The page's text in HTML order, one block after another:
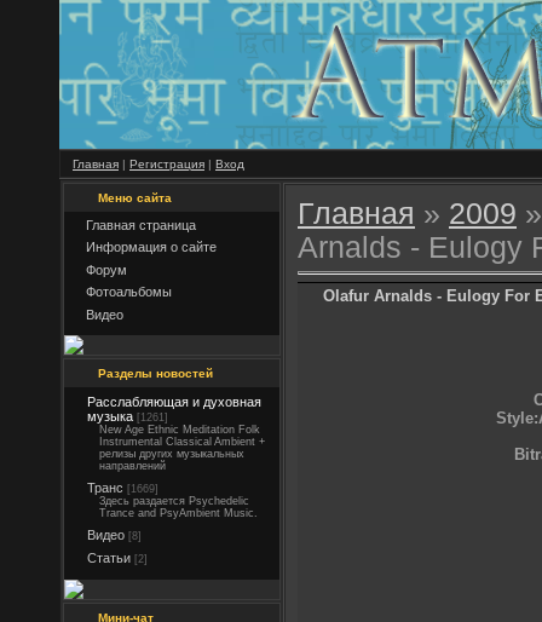
Главная | Регистрация | Вход
Меню сайта
Главная страница
Информация о сайте
Форум
Фотоальбомы
Видео
Разделы новостей
Расслабляющая и духовная
музыка [1261]
New Age Ethnic Meditation Folk
Instrumental Classical Ambient +
релизы других музыкальных
направлений
Транс [1669]
Здесь раздается Psychedelic
Trance and PsyAmbient Music.
Видео [8]
Статьи [2]
Мини-чат
Главная » 2009 »
Arnalds - Eulogy
Olafur Arnalds - Eulogy For